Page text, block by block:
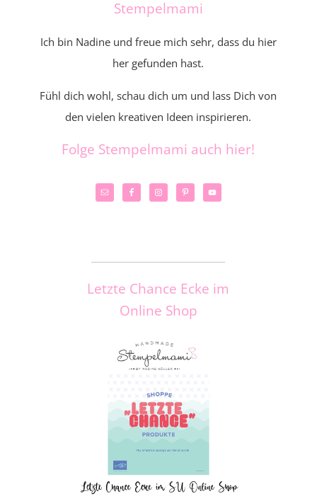
Stempelmami
Ich bin Nadine und freue mich sehr, dass du hier
her gefunden hast.
Fühl dich wohl, schau dich um und lass Dich von
den vielen kreativen Ideen inspirieren.
Folge Stempelmami auch hier!
Letzte Chance Ecke im
Online Shop